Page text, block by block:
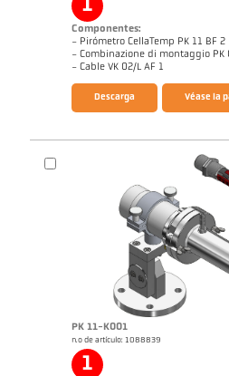
1
Componentes:
- Pirómetro CellaTemp PK 11 BF 2
- Combinazione di montaggio PK
- Cable VK 02/L AF 1
Folleto CellaTemp PK PKF PKL
Descarga Véase la
PK 11-K001
n.o de artículo: 1088839
1